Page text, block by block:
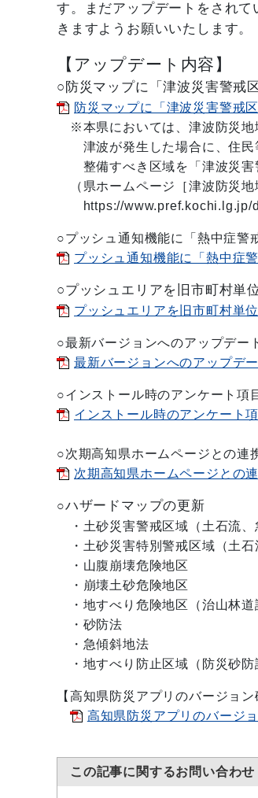
す。まだアップデートをされ
きますようお願いいたします。
【アップデート内容】
○防災マップに「津波災害警戒
防災マップに「津波災害警戒
※本県においては、津波防災地
津波が発生した場合に、住民
整備すべき区域を「津波災害
（県ホームページ［津波防災地
https://www.pref.kochi.lg.jp/
○プッシュ通知機能に「熱中症警
プッシュ通知機能に「熱中症
○プッシュエリアを旧市町村単
プッシュエリアを旧市町村単
○最新バージョンへのアップデー
最新バージョンへのアップデ
インストール時のアンケート
○次期高知県ホームページとの連
次期高知県ホームページとの
○ハザードマップの更新
・土砂災害警戒区域（土石流、
・土砂災害特別警戒区域（土石
・山腹崩壊危険地区
・崩壊土砂危険地区
・地すべり危険地区（治山林道
・砂防法
・急傾斜地法
・地すべり防止区域（防災砂防
【高知県防災アプリのバージョン
高知県防災アプリのバージ
この記事に関するお問い合わせ